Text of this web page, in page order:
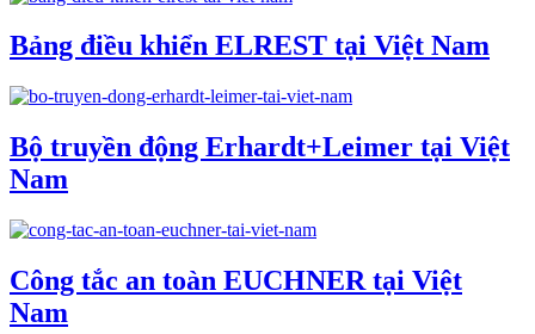
Bảng điều khiển ELREST tại Việt Nam
Bộ truyền động Erhardt+Leimer tại Việt
Nam
Công tắc an toàn EUCHNER tại Việt
Nam